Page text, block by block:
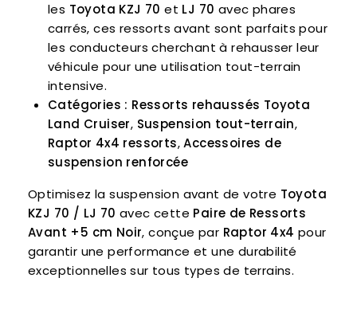
les Toyota KZJ 70 et LJ 70 avec phares
carrés, ces ressorts avant sont parfaits pour
les conducteurs cherchant à rehausser leur
véhicule pour une utilisation tout-terrain
intensive.
Catégories : Ressorts rehaussés Toyota
Land Cruiser, Suspension tout-terrain,
Raptor 4x4 ressorts,Accessoires de
suspension renforcée
Optimisez la suspension avant de votre Toyota
KZJ 70 / LJ 70 avec cette Paire de Ressorts
Avant +5 cm Noir, conçue par Raptor 4x4 pour
garantir une performance et une durabilité
exceptionnelles sur tous types de terrains.